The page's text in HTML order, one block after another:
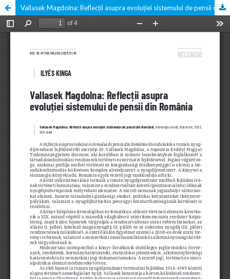
Vallasek Magdolna: Reflecții asupra evoluției sistemului de pensii din România